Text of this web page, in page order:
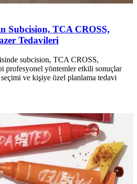
Subcision, TCA CROSS,
Tedavileri
subcision, TCA CROSS,
profesyonel yöntemler etkili sonuçlar
ve kişiye özel planlama tedavi